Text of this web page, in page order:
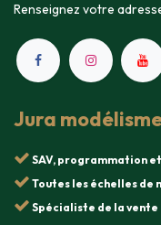
Renseignez votre
Jura
SAV, programmation
Toutes les échelles
Spécialiste de la vente